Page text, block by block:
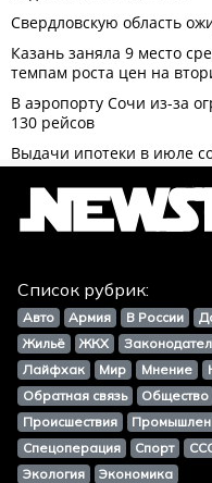
Список рубрик:
Авто Армия В России
Жильё
ЖКХ
Лайфхак
Мир Мнение
Обратная связь
Общество
Происшествия
Спецоперация
Спорт
Экология
Экономика